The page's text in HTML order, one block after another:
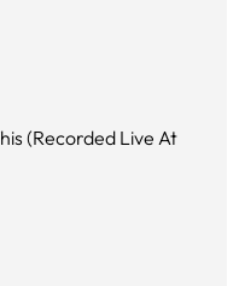
(Recorded Live At